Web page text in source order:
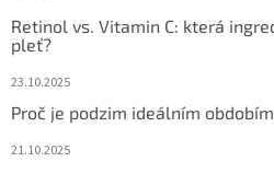
Retinol vs. Vitamin C: která
pleť?
23.10.2025
Proč je podzim ideálním
21.10.2025